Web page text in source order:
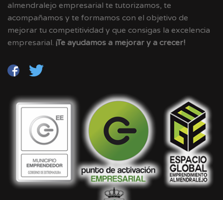
almendralejo empresarial te tutorizamos, te
acompañamos y te formamos con el objetivo de
mejorar tu competitividad y que consigas la excelencia
empresarial. ¡Te ayudamos a mejorar y a crecer!